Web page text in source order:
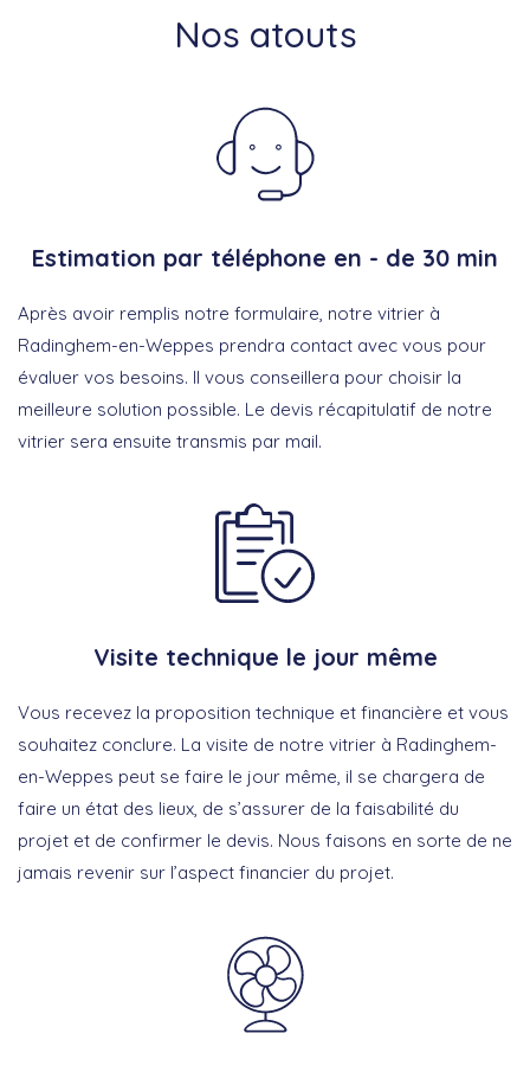
Nos atouts
Estimation par téléphone en - de 30 min
Après avoir remplis notre formulaire, notre vitrier à
Radinghem-en-Weppes prendra contact avec vous pour
évaluer vos besoins. Il vous conseillera pour choisir la
meilleure solution possible. Le devis récapitulatif de notre
vitrier sera ensuite transmis par mail.
Visite technique le jour même
Vous recevez la proposition technique et financière et vous
souhaitez conclure. La visite de notre vitrier à Radinghem-
en-Weppes peut se faire le jour même, il se chargera de
faire un état des lieux, de s’assurer de la faisabilité du
projet et de confirmer le devis. Nous faisons en sorte de ne
jamais revenir sur l’aspect financier du projet.